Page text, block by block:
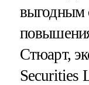
выгодным
Стюарт,
Securities